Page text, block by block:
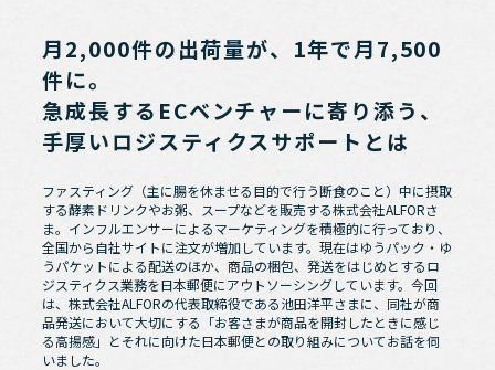
月2,000件の出荷量が、1年で月7,500
件に。
急成長するECベンチャーに寄り添う、
手厚いロジスティクスサポートとは
ファスティング（主に腸を休ませる目的で行う断食のこと）中に摂取
する酵素ドリンクやお粥、スープなどを販売する株式会社ALFORさ
ま。インフルエンサーによるマーケティングを積極的に行っており、
全国から自社サイトに注文が増加しています。現在はゆうパック・ゆ
うパケットによる配送のほか、商品の梱包、発送をはじめとするロ
ジスティクス業務を日本郵便にアウトソーシングしています。今回
は、株式会社ALFORの代表取締役である池田洋平さまに、同社が商
品発送において大切にする「お客さまが商品を開封したときに感じ
る高揚感」とそれに向けた日本郵便との取り組みについてお話を伺
いました。